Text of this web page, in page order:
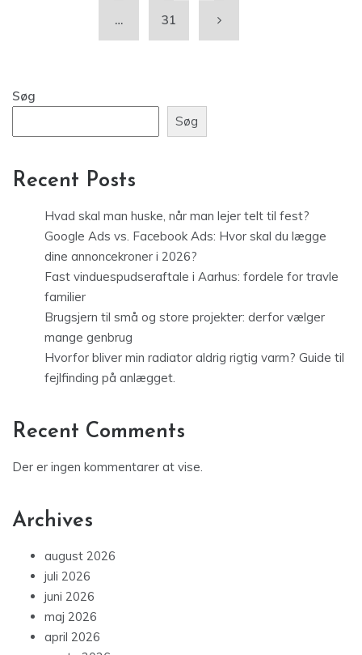
Hvad skal man huske, når man lejer telt til fest?
dine annoncekroner i 2026?
Fast vinduespudseraftale i Aarhus: fordele for travle
familier
Brugsjern til små og store projekter: derfor vælger
mange genbrug
Hvorfor bliver min radiator aldrig rigtig varm? Guide til
fejlfinding på anlægget.
Der er ingen kommentarer at vise.
august 2026
juni 2026
maj 2026
april 2026
marts 2026
februar 2026